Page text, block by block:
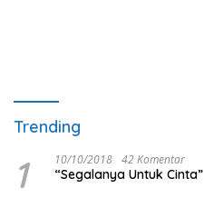
Trending
1 10/10/2018 42 Komentar
“Segalanya Untuk Cinta”